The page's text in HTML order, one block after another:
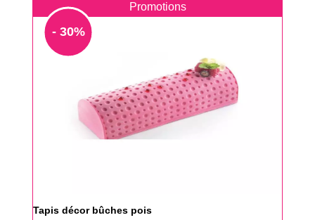
Promotions
- 30%
Tapis décor bûches pois